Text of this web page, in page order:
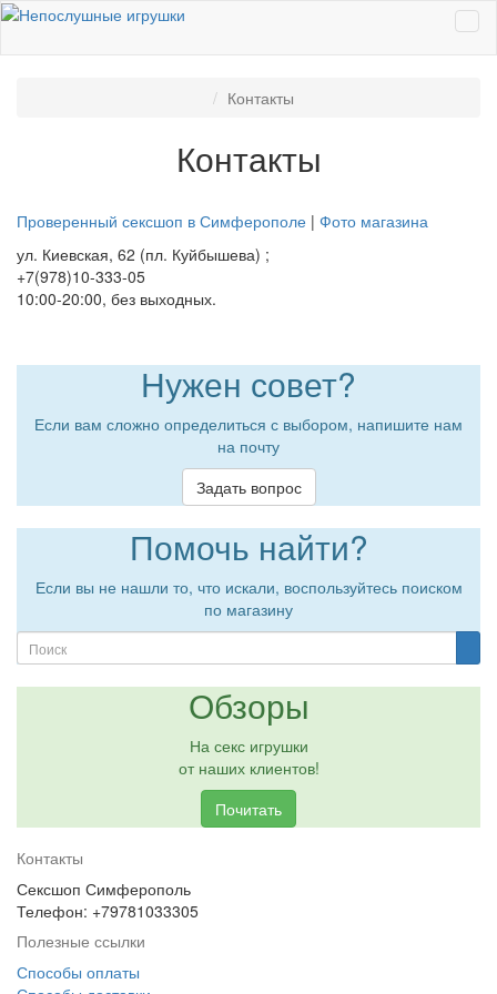
Контакты
Контакты
Проверенный сексшоп в Симферополе | Фото магазина
ул. Киевская, 62 (пл. Куйбышева) ;
+7(978)10-333-05
10:00-20:00, без выходных.
Нужен совет?
Если вам сложно определиться с выбором, напишите нам
на почту
Задать вопрос
Помочь найти?
Если вы не нашли то, что искали, воспользуйтесь поиском
по магазину
Обзоры
На секс игрушки
от наших клиентов!
Почитать
Контакты
Сексшоп Симферополь
Телефон: +79781033305
Полезные ссылки
Способы оплаты